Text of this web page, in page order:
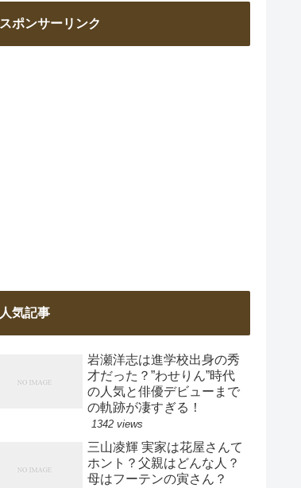
スポンサーリンク
人気記事
岩瀬洋志は進学校出身の秀
才だった？”わせりん”時代
の人気と俳優デビューまで
の軌跡が凄すぎる！
1342 views
三山凌輝 実家は花屋さんて
ホント？父親はどんな人？
母はフーテンの寅さん？